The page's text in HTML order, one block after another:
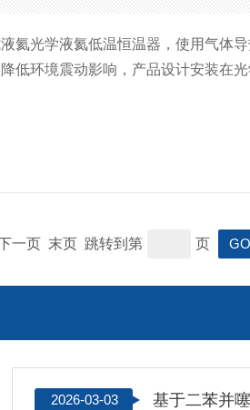
氦光学液氦低温恒温器，使用气体
低环境震动影响，产品设计安装在光
一页 末页 跳转到第 页
2026-03-03